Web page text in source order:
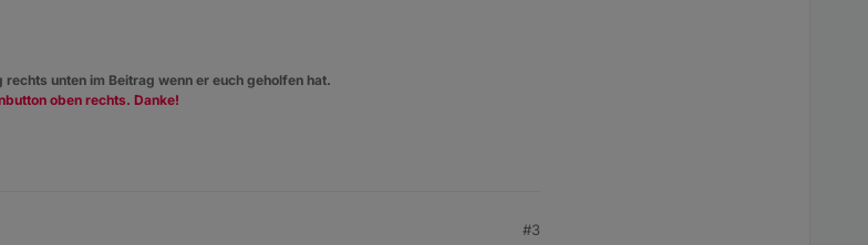
rechts unten im Beitrag wenn er euch geholfen hat.
oben rechts. Danke!
#3